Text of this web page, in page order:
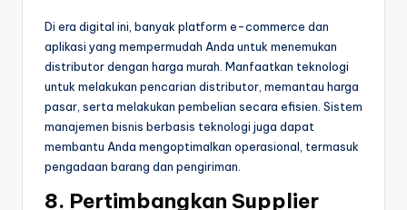
Di era digital ini, banyak platform e-commerce dan
aplikasi yang mempermudah Anda untuk menemukan
distributor dengan harga murah. Manfaatkan teknologi
untuk melakukan pencarian distributor, memantau harga
pasar, serta melakukan pembelian secara efisien. Sistem
manajemen bisnis berbasis teknologi juga dapat
membantu Anda mengoptimalkan operasional, termasuk
pengadaan barang dan pengiriman.
8. Pertimbangkan Supplier